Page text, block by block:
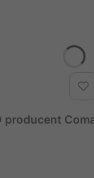
producent